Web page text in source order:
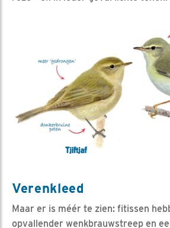
Verenkleed
Maar er is méér te zien: fitissen
opvallender wenkbrauwstreep en